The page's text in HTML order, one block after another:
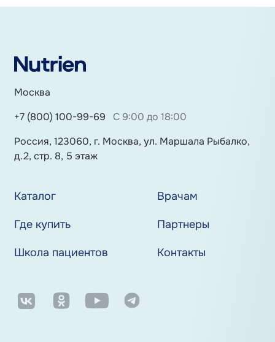
Москва
+7 (800) 100-99-69
С 9:00 до 18:00
Россия, 123060, г. Москва, ул. Маршала Рыбалко,
д.2, стр. 8, 5 этаж
Каталог
Врачам
Где купить
Партнеры
Школа пациентов
Контакты